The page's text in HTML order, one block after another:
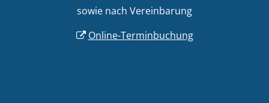
sowie nach Vereinbarung
Online-Terminbuchung